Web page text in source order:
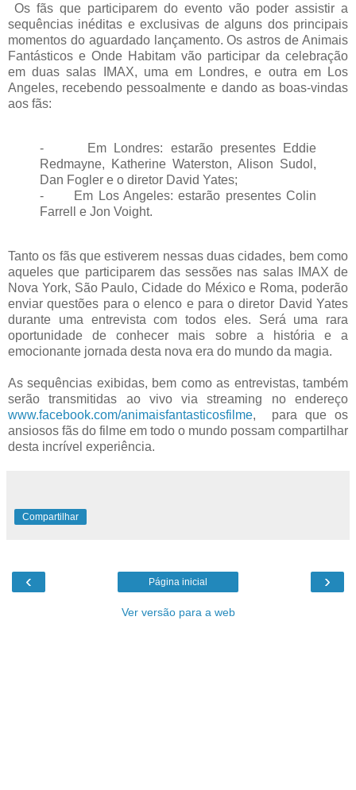
Os fãs que participarem do evento vão poder assistir a
sequências inéditas e exclusivas de alguns dos principais
momentos do aguardado lançamento. Os astros de Animais
Fantásticos e Onde Habitam vão participar da celebração
em duas salas IMAX, uma em Londres, e outra em Los
Angeles, recebendo pessoalmente e dando as boas-vindas
aos fãs:
- Em Londres: estarão presentes Eddie
Redmayne, Katherine Waterston, Alison Sudol,
Dan Fogler e o diretor David Yates;
- Em Los Angeles: estarão presentes Colin
Farrell e Jon Voight.
Tanto os fãs que estiverem nessas duas cidades, bem como
aqueles que participarem das sessões nas salas IMAX de
Nova York, São Paulo, Cidade do México e Roma, poderão
enviar questões para o elenco e para o diretor David Yates
durante uma entrevista com todos eles. Será uma rara
oportunidade de conhecer mais sobre a história e a
emocionante jornada desta nova era do mundo da magia.
As sequências exibidas, bem como as entrevistas, também
serão transmitidas ao vivo via streaming no endereço
www.facebook.com/animaisfantasticosfilme, para que os
ansiosos fãs do filme em todo o mundo possam compartilhar
desta incrível experiência.
Compartilhar
‹ ›
Página inicial
Ver versão para a web